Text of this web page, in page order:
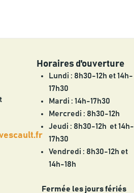
Horaires d'ouverture
Lundi : 8h30-12h et 14h-
17h30
Mardi : 14h-17h30
Mercredi : 8h30-12h
Jeudi : 8h30-12h et 14h-
17h30
Vendredi : 8h30-12h et
14h-18h
Fermée les jours fériés